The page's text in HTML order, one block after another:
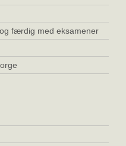
færdig med eksamener